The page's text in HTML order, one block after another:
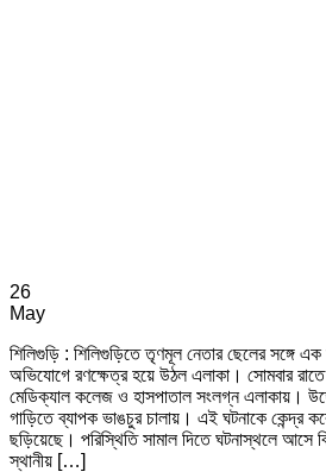
26
May
শিলিগুড়ি : শিলিগুড়িতে তৃণমূল নেতার ছেলের সঙ্গে এক
অভিযোগে রণক্ষেত্র হয়ে উঠল এলাকা। সোমবার রাতে
মেডিক্যাল কলেজ ও হাসপাতাল সংলগ্ন এলাকায়।
গাড়িতে ব্যাপক ভাঙচুর চালায়। এই ঘটনাকে কেন্দ্র
ছড়িয়েছে। পরিস্থিতি সামাল দিতে ঘটনাস্থলে আসে
স্থানীয় […]